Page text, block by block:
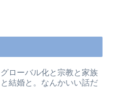
グローバル化と宗教と家族
と結婚と。なんかいい話だ